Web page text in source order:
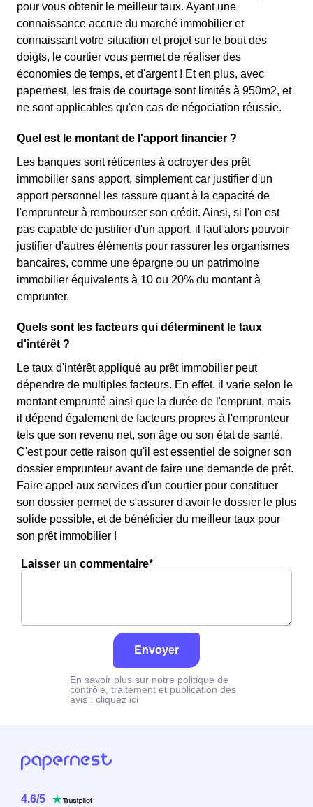
pour vous obtenir le meilleur taux. Ayant une
connaissance accrue du marché immobilier et
connaissant votre situation et projet sur le bout des
doigts, le courtier vous permet de réaliser des
économies de temps, et d'argent ! Et en plus, avec
papernest, les frais de courtage sont limités à 950m2, et
ne sont applicables qu'en cas de négociation réussie.
Quel est le montant de l'apport financier ?
Les banques sont réticentes à octroyer des prêt
immobilier sans apport, simplement car justifier d'un
apport personnel les rassure quant à la capacité de
l'emprunteur à rembourser son crédit. Ainsi, si l'on est
pas capable de justifier d'un apport, il faut alors pouvoir
justifier d'autres éléments pour rassurer les organismes
bancaires, comme une épargne ou un patrimoine
immobilier équivalents à 10 ou 20% du montant à
emprunter.
Quels sont les facteurs qui déterminent le taux
d'intérêt ?
Le taux d'intérêt appliqué au prêt immobilier peut
dépendre de multiples facteurs. En effet, il varie selon le
montant emprunté ainsi que la durée de l'emprunt, mais
il dépend également de facteurs propres à l'emprunteur
tels que son revenu net, son âge ou son état de santé.
C'est pour cette raison qu'il est essentiel de soigner son
dossier emprunteur avant de faire une demande de prêt.
Faire appel aux services d'un courtier pour constituer
son dossier permet de s'assurer d'avoir le dossier le plus
solide possible, et de bénéficier du meilleur taux pour
son prêt immobilier !
Laisser un commentaire*
Envoyer
En savoir plus sur notre politique de
contrôle, traitement et publication des
avis : cliquez ici
4.6/5